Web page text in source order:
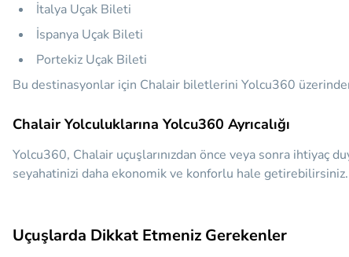
İtalya Uçak Bileti
İspanya Uçak Bileti
Portekiz Uçak Bileti
Bu destinasyonlar için Chalair biletlerini Yolcu360
Chalair Yolculuklarına Yolcu360 Ayrıcalığı
Yolcu360, Chalair uçuşlarınızdan önce veya sonra ihtiyaç
seyahatinizi daha ekonomik ve konforlu hale
Uçuşlarda Dikkat Etmeniz Gerekenler